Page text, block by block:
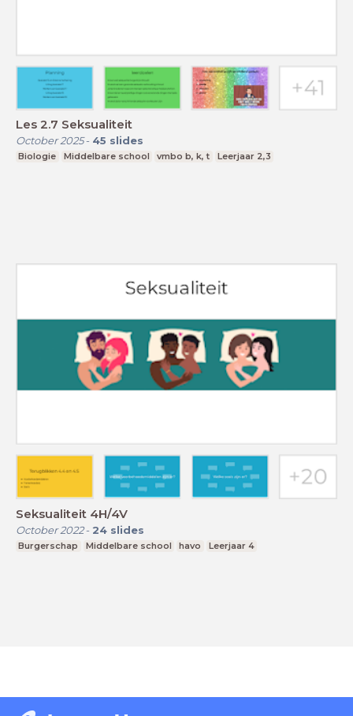
Les 2.7 Seksualiteit
October 2025- 45 slides
Biologie Middelbare school vmbo b, k, t Leerjaar 2,3
Seksualiteit 4H/4V
October 2022- 24 slides
Burgerschap Middelbare school havo Leerjaar 4